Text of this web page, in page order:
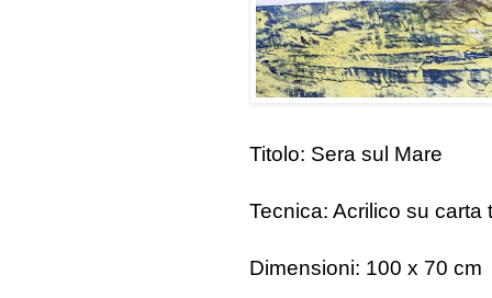
Titolo: Sera sul Mare
Tecnica: Acrilico su carta
Dimensioni: 100 x 70 cm